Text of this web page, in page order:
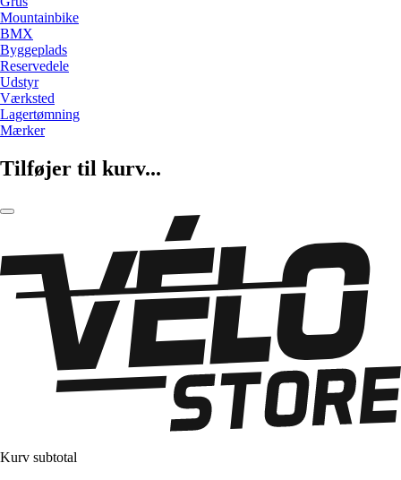
Mountainbike
BMX
Byggeplads
Reservedele
Udstyr
Værksted
Lagertømning
Mærker
Tilføjer til kurv...
Kurv subtotal